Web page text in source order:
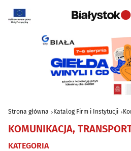
Strona główna Katalog Firm i Instytucji
KOMUNIKACJA,
KATEGORIA